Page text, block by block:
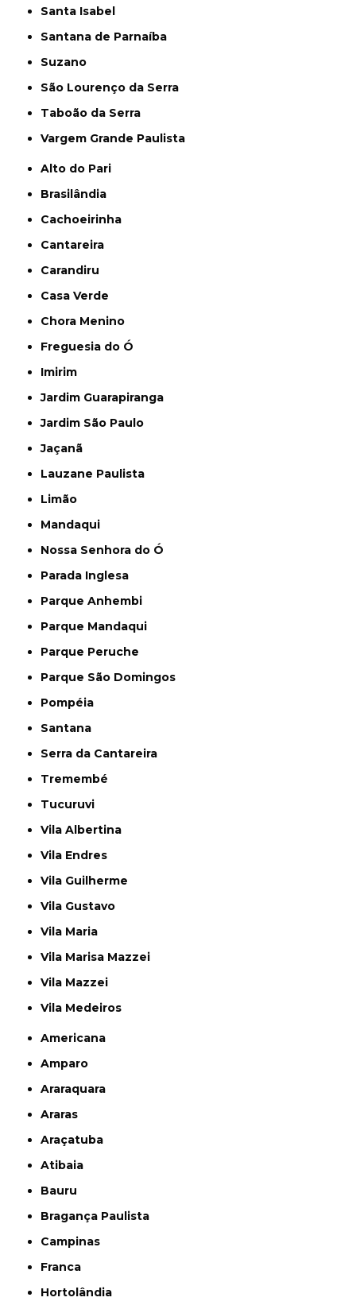
Santa Isabel
Santana de Parnaíba
Suzano
São Lourenço da Serra
Taboão da Serra
Vargem Grande Paulista
Alto do Pari
Brasilândia
Cachoeirinha
Cantareira
Carandiru
Casa Verde
Chora Menino
Freguesia do Ó
Imirim
Jardim Guarapiranga
Jardim São Paulo
Jaçanã
Lauzane Paulista
Limão
Mandaqui
Nossa Senhora do Ó
Parada Inglesa
Parque Anhembi
Parque Mandaqui
Parque Peruche
Parque São Domingos
Pompéia
Santana
Serra da Cantareira
Tremembé
Tucuruvi
Vila Albertina
Vila Endres
Vila Guilherme
Vila Gustavo
Vila Maria
Vila Marisa Mazzei
Vila Mazzei
Vila Medeiros
Americana
Amparo
Araraquara
Araras
Araçatuba
Atibaia
Bauru
Bragança Paulista
Campinas
Franca
Hortolândia